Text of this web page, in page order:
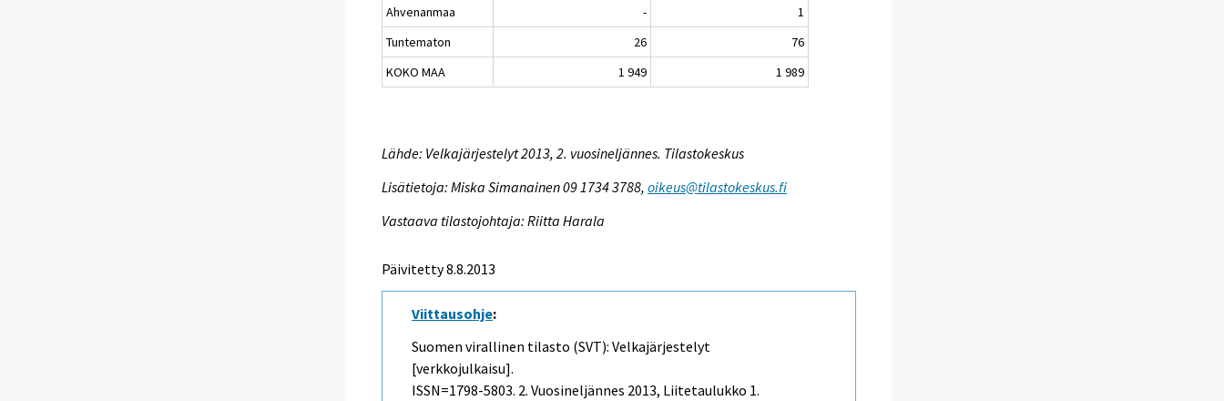
Ahvenanmaa
-
1
Tuntematon
26
76
KOKO MAA
1 949 1 989
Lähde: Velkajärjestelyt 2013, 2. vuosineljännes. Tilastokeskus
Lisätietoja: Miska Simanainen 09 1734 3788,oikeus@tilastokeskus.fi
Vastaava tilastojohtaja: Riitta Harala
Päivitetty 8.8.2013
Viittausohje:
Suomen virallinen tilasto (SVT): Velkajärjestelyt
[verkkojulkaisu].
ISSN=1798-5803. 2. Vuosineljännes 2013, Liitetaulukko 1.